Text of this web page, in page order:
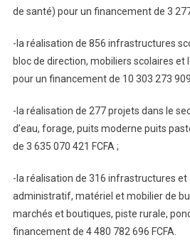
de santé) pour un financement de 3
-la réalisation de 856 infrastructures
bloc de direction, mobiliers scolaires et
pour un financement de 10 303 273 909
-la réalisation de 277 projets dans le
d’eau, forage, puits moderne puits
de 3 635 070 421 FCFA ;
-la réalisation de 316 infrastructures
administratif, matériel et mobilier de
marchés et boutiques, piste rurale,
financement de 4 480 782 696 FCFA.